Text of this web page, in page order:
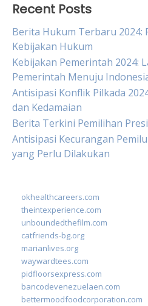
Recent Posts
Berita Hukum Terbaru 2024:
Kebijakan Hukum
Kebijakan Pemerintah 2024:
Pemerintah Menuju
Antisipasi Konflik Pilkada
dan Kedamaian
Berita Terkini Pemilihan
Antisipasi Kecurangan
yang Perlu Dilakukan
okhealthcareers.com
theintexperience.com
unboundedthefilm.com
catfriends-bg.org
marianlives.org
waywardtees.com
pidfloorsexpress.com
bancodevenezuelaen.com
bettermoodfoodcorporation.com